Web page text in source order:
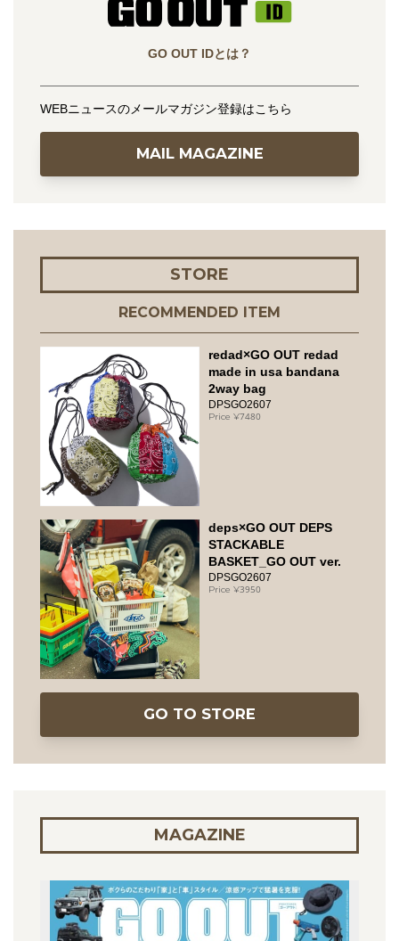
GO OUT IDとは？
WEBニュースのメールマガジン登録はこちら
MAIL MAGAZINE
STORE
RECOMMENDED ITEM
redad×GO OUT redad
made in usa bandana
2way bag
DPSGO2607
7480
deps×GO OUT DEPS
STACKABLE
BASKET_GO OUT ver.
DPSGO2607
3950
GO TO STORE
MAGAZINE